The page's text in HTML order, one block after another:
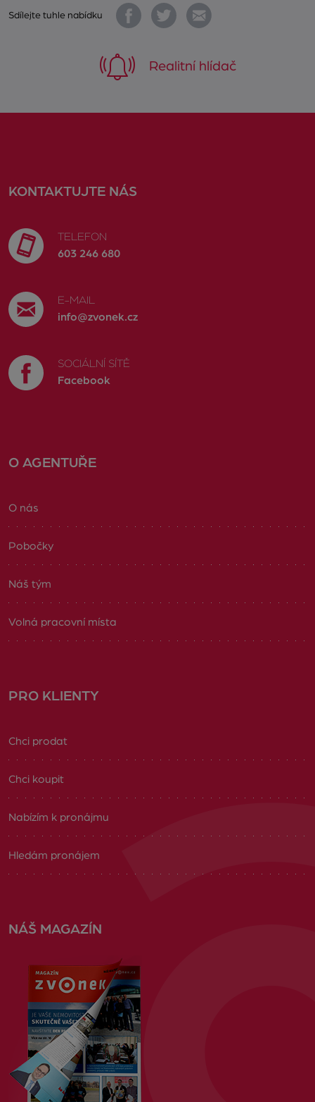
Sdílejte tuhle nabídku
Realitní hlídač
KONTAKTUJTE NÁS
TELEFON
603 246 680
E-MAIL
info@zvonek.cz
SOCIÁLNÍ SÍTĚ
Facebook
O AGENTUŘE
O nás
Pobočky
Náš tým
Volná pracovní místa
PRO KLIENTY
Chci prodat
Chci koupit
Nabízím k pronájmu
Hledám pronájem
NÁŠ MAGAZÍN